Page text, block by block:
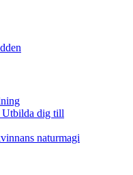
Utbilda dig till
naturmagi